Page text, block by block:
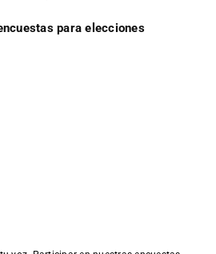
para elecciones